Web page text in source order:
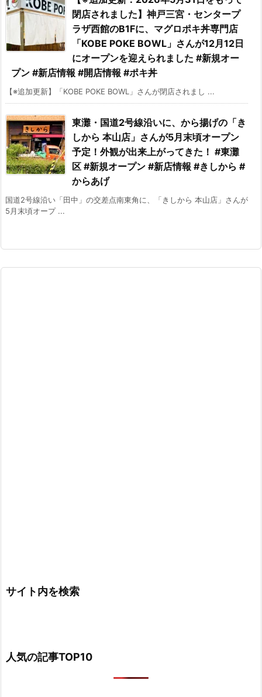
閉店されました】神戸三宮・センタープ
ラザ西館のB1Fに、マグロポキ丼専門店
「KOBE POKE BOWL」さんが12月12日
にオープンを迎えられました #新規オー
プン #新店情報 #開店情報 #ポキ丼
【※追加更新】「️KOBE POKE BOWL」さんが閉店されまし ...
東灘・国道2号線沿いに、から揚げの「き
しから 本山店」さんが5月末頃オープン
予定！外観が出来上がってきた！ #東灘
区 #新規オープン #新店情報 #きしから #
からあげ
国道2号線沿い「田中」の交差点南東角に、「きしから 本山店」さんが
5月末頃オープ ...
サイト内を検索
人気の記事TOP10